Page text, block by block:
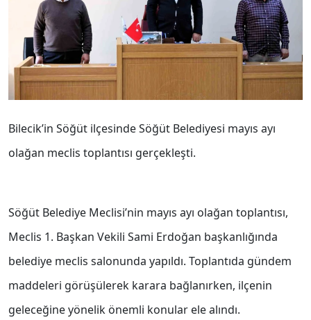
Bilecik’in Söğüt ilçesinde Söğüt Belediyesi mayıs ayı
olağan meclis toplantısı gerçekleşti.
Söğüt Belediye Meclisi’nin mayıs ayı olağan toplantısı,
Meclis 1. Başkan Vekili Sami Erdoğan başkanlığında
belediye meclis salonunda yapıldı. Toplantıda gündem
maddeleri görüşülerek karara bağlanırken, ilçenin
geleceğine yönelik önemli konular ele alındı.